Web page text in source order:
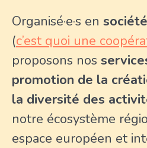
Organisé·e·s en
(c’est quoi une
proposons nos
promotion de la
la diversité des
notre écosystème
espace européen et